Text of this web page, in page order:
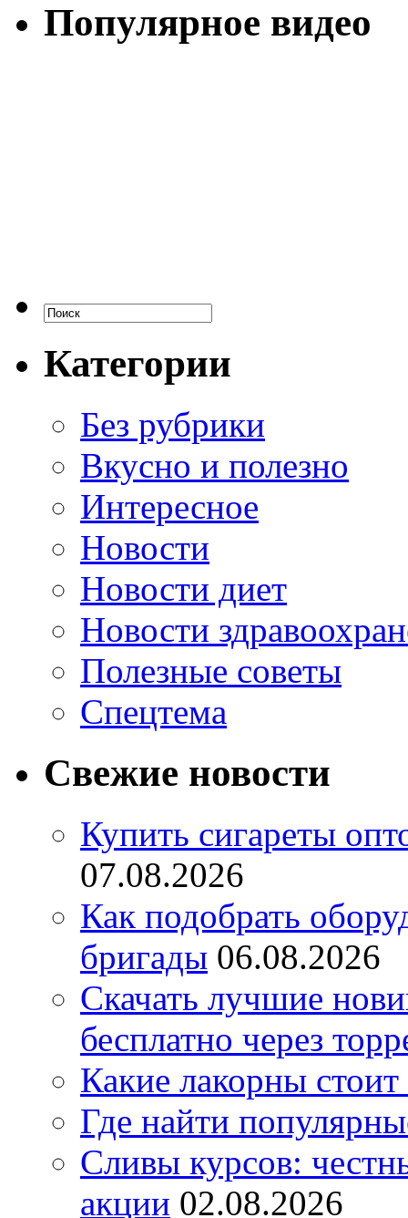
Популярное видео
Категории
Без рубрики
Вкусно и полезно
Интересное
Новости
Новости диет
Новости
Полезные советы
Спецтема
Свежие новости
Купить сигареты
07.08.2026
Как подобрать
бригады 06.08.2026
Скачать лучшие
бесплатно через
Какие лакорны стоит
Где найти
Сливы курсов:
акции 02.08.2026